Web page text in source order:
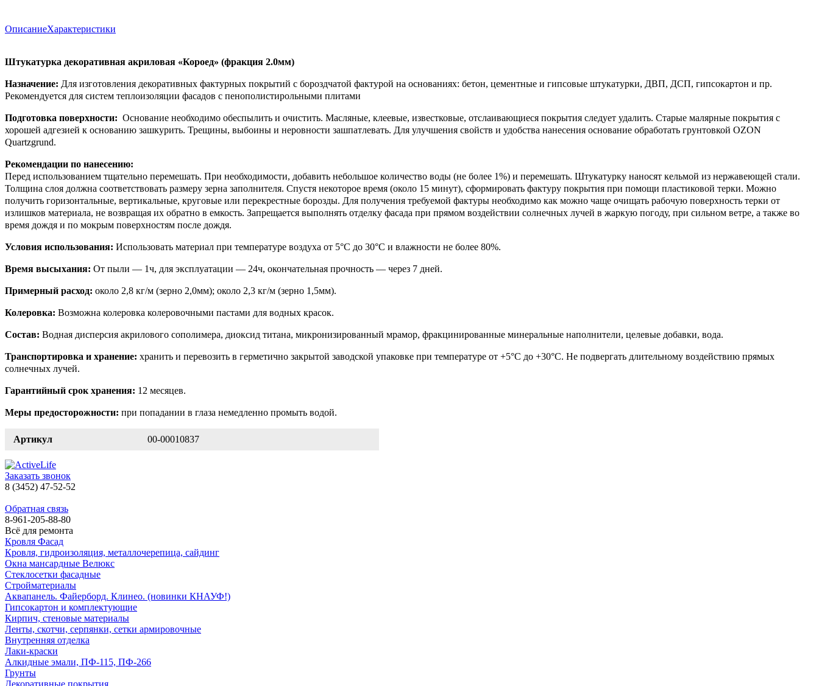
ОписаниеХарактеристики
Штукатурка декоративная акриловая «Короед» (фракция 2.0мм)
Назначение: Для изготовления декоративных фактурных покрытий с бороздчатой фактурой на основаниях: бетон, цементные и гипсовые штукатурки, ДВП, ДСП, гипсокартон и пр.
Рекомендуется для систем теплоизоляции фасадов с пенополистирольными плитами
Подготовка поверхности: Основание необходимо обеспылить и очистить. Масляные, клеевые, известковые, отслаивающиеся покрытия следует удалить. Старые малярные покрытия с
хорошей адгезией к основанию зашкурить. Трещины, выбоины и неровности зашпатлевать. Для улучшения свойств и удобства нанесения основание обработать грунтовкой OZON
Quartzgrund.
Рекомендации по нанесению:
Перед использованием тщательно перемешать. При необходимости, добавить небольшое количество воды (не более 1%) и перемешать. Штукатурку наносят кельмой из нержавеющей стали.
Толщина слоя должна соответствовать размеру зерна заполнителя. Спустя некоторое время (около 15 минут), сформировать фактуру покрытия при помощи пластиковой терки. Можно
получить горизонтальные, вертикальные, круговые или перекрестные борозды. Для получения требуемой фактуры необходимо как можно чаще очищать рабочую поверхность терки от
излишков материала, не возвращая их обратно в емкость. Запрещается выполнять отделку фасада при прямом воздействии солнечных лучей в жаркую погоду, при сильном ветре, а также во
время дождя и по мокрым поверхностям после дождя.
Условия использования: Использовать материал при температуре воздуха от 5°С до 30°С и влажности не более 80%.
Время высыхания: От пыли — 1ч, для эксплуатации — 24ч, окончательная прочность — через 7 дней.
Примерный расход: около 2,8 кг/м (зерно 2,0мм); около 2,3 кг/м (зерно 1,5мм).
Колеровка: Возможна колеровка колеровочными пастами для водных красок.
Состав: Водная дисперсия акрилового сополимера, диоксид титана, микронизированный мрамор, фракцинированные минеральные наполнители, целевые добавки, вода.
Транспортировка и хранение: хранить и перевозить в герметично закрытой заводской упаковке при температуре от +5°С до +30°С. Не подвергать длительному воздействию прямых
солнечных лучей.
Гарантийный срок хранения: 12 месяцев.
Меры предосторожности: при попадании в глаза немедленно промыть водой.
Артикул 00-00010837
Заказать звонок
8 (3452) 47-52-52
Обратная связь
8-961-205-88-80
Всё для ремонта
Кровля Фасад
Кровля, гидроизоляция, металлочерепица, сайдинг
Окна мансардные Велюкс
Стеклосетки фасадные
Стройматериалы
Аквапанель. Файерборд. Клинео. (новинки КНАУФ!)
Гипсокартон и комплектующие
Кирпич, стеновые материалы
Ленты, скотчи, серпянки, сетки армировочные
Внутренняя отделка
Лаки-краски
Алкидные эмали, ПФ-115, ПФ-266
Грунты
Декоративные покрытия